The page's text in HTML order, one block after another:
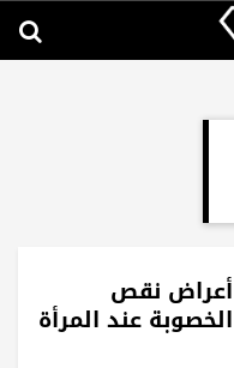
أعراض نقص
الخصوبة عند المرأة